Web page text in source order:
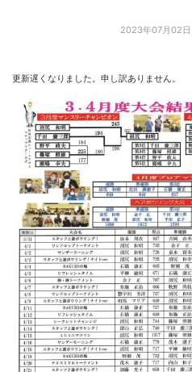
2023年07月02日
更新遅くなりました。申し訳ありません。